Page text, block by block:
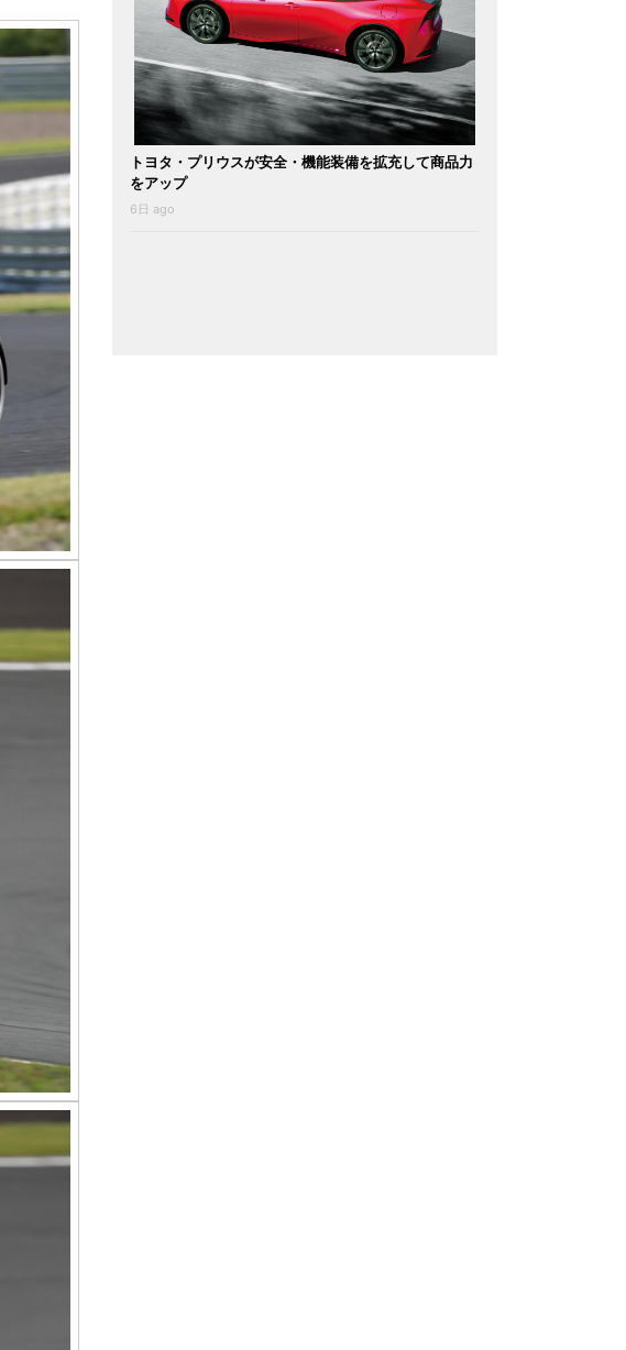
トヨタ・プリウスが安全・機能装備を拡充して商品力
をアップ
6日 ago